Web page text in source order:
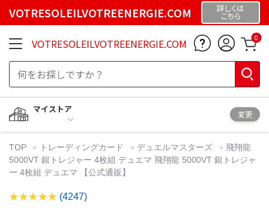
VOTRESOLEILVOTREENERGIE.COM 詳しくは
こちら
VOTRESOLEILVOTREENERGIE.COM 0
マイストア
変更
TOP トレーディングカード デュエルマスターズ
飛翔龍
5000VT 銀トレジャー 4枚組 デュエマ 飛翔龍 5000VT 銀トレジャ
ー 4枚組 デュエマ 【公式通販】
(4247)